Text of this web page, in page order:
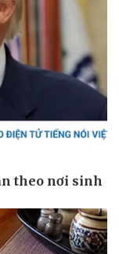
máy